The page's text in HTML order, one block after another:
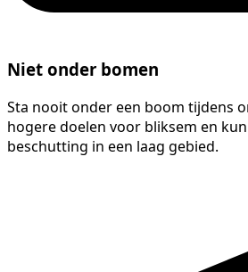
Niet onder bomen
Sta nooit onder een boom tijdens
hogere doelen voor bliksem en
beschutting in een laag gebied.